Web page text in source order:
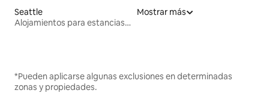
Seattle
Alojamientos para estancias largas
Mostrar más
*Pueden aplicarse algunas exclusiones en determinadas
zonas y propiedades.